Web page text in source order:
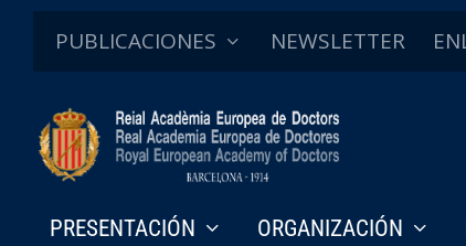
PUBLICACIONES NEWSLETTER
PRESENTACIÓN ORGANIZACIÓN